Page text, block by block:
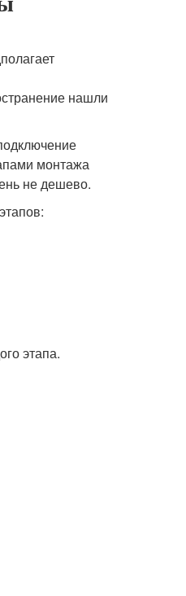
нашли
монтажа
не дешево.
этапа.